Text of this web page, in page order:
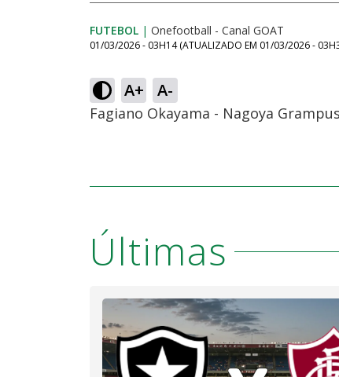
FUTEBOL | Onefootball - Canal GOAT
01/03/2026 - 03H14 (ATUALIZADO EM 01/03/2026 -
A+ A-
Fagiano Okayama - Nagoya
Últimas